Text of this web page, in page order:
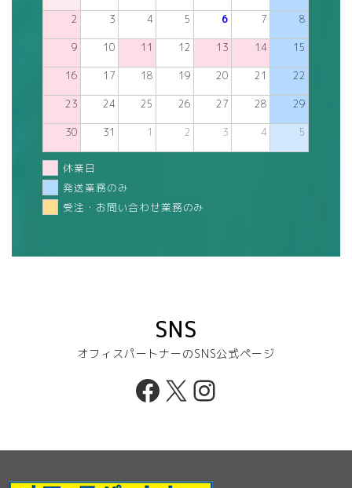
2 3 4 5 6 7 8
9 10 11 12 13 14 15
16 17 18 19 20 21 22
23 24 25 26 27 28 29
30 31 1 2 3 4 5
休業日
発送業務のみ
受注・お問い合わせ業務のみ
SNS
オフィスパートナーのSNS公式ページ
Facebook
X Instagram